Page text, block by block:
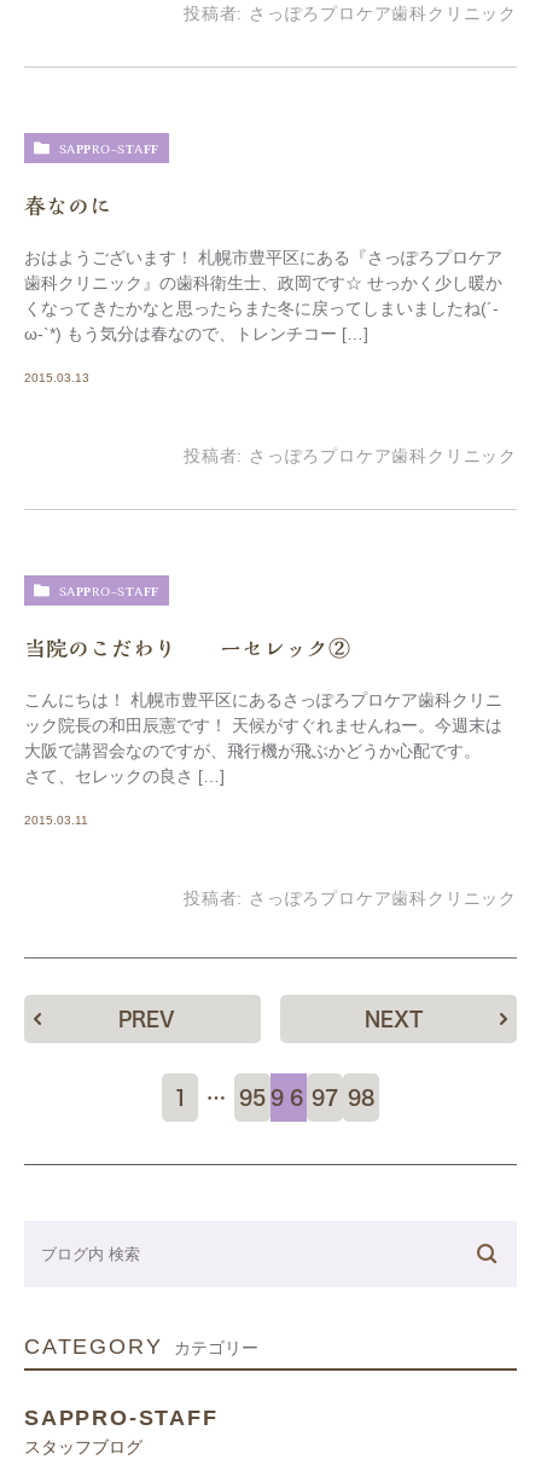
投稿者: さっぽろプロケア歯科クリニック
SAPPRO-STAFF
春なのに
おはようございます！ 札幌市豊平区にある『さっぽろプロケア
歯科クリニック』の歯科衛生士、政岡です☆ せっかく少し暖か
くなってきたかなと思ったらまた冬に戻ってしまいましたね(´-
ω-`*) もう気分は春なので、トレンチコー […]
2015.03.13
投稿者: さっぽろプロケア歯科クリニック
SAPPRO-STAFF
当院のこだわり ーセレック②
こんにちは！ 札幌市豊平区にあるさっぽろプロケア歯科クリニ
ック院長の和田辰憲です！ 天候がすぐれませんねー。今週末は
大阪で講習会なのですが、飛行機が飛ぶかどうか心配です。
さて、セレックの良さ […]
2015.03.11
投稿者: さっぽろプロケア歯科クリニック
PREV
1 … 95 96 97 98
NEXT
CATEGORY カテゴリー
SAPPRO-STAFF
スタッフブログ